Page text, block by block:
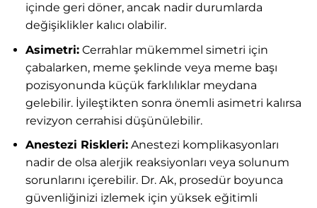
içinde geri döner, ancak nadir durumlarda
değişiklikler kalıcı olabilir.
Asimetri:Cerrahlar mükemmel simetri için
çabalarken, meme şeklinde veya meme başı
pozisyonunda küçük farklılıklar meydana
gelebilir. İyileştikten sonra önemli asimetri kalırsa
revizyon cerrahisi düşünülebilir.
Anestezi Riskleri:Anestezi komplikasyonları
nadir de olsa alerjik reaksiyonları veya solunum
sorunlarını içerebilir. Dr. Ak, prosedür boyunca
güvenliğinizi izlemek için yüksek eğitimli